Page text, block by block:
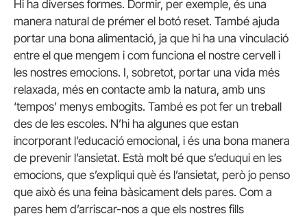
Hi ha diverses formes. Dormir, per exemple, és una
manera natural de prémer el botó reset. També ajuda
portar una bona alimentació, ja que hi ha una vinculació
entre el que mengem i com funciona el nostre cervell i
les nostres emocions. I, sobretot, portar una vida més
relaxada, més en contacte amb la natura, amb uns
‘tempos’ menys embogits. També es pot fer un treball
des de les escoles. N’hi ha algunes que estan
incorporant l’educació emocional, i és una bona manera
de prevenir l’ansietat. Està molt bé que s’eduqui en les
emocions, que s’expliqui què és l’ansietat, però jo penso
que això és una feina bàsicament dels pares. Com a
pares hem d’arriscar-nos a que els nostres fills